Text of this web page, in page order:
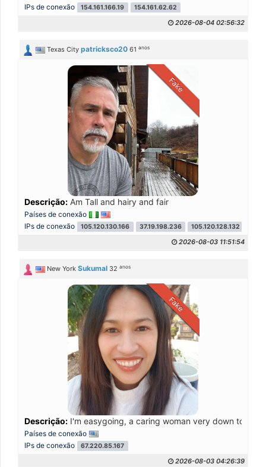
IPs de conexão
154.161.166.19 154.161.62.62
2026-08-04 02:56:32
Texas City patricksco20 61anos
Fake
Descrição: Am Tall and hairy and fair
Países de conexão
IPs de conexão
105.120.130.166 37.19.198.236 105.120.128.132
2026-08-03 11:51:54
New York Sukumal 32anos
Fake
Descrição: I'm easygoing, a caring woman very down to
Países de conexão
IPs de conexão
67.220.85.167
2026-08-03 04:26:39